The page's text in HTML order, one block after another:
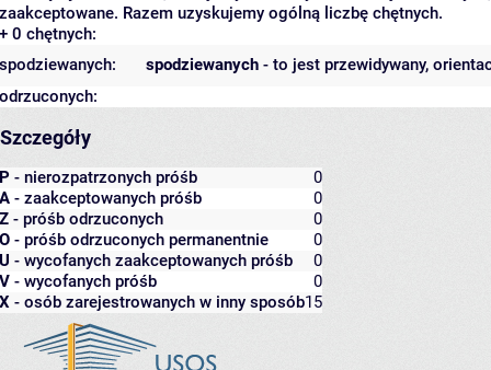
zaakceptowane. Razem uzyskujemy ogólną liczbę chętnych.
+ 0 chętnych:
spodziewanych - to jest przewidywany,
spodziewanych:
odrzuconych:
Szczegóły
P - nierozpatrzonych próśb
0
A - zaakceptowanych próśb
0
Z - próśb odrzuconych
0
O - próśb odrzuconych permanentnie
0
U - wycofanych zaakceptowanych próśb
0
V - wycofanych próśb
0
X - osób zarejestrowanych w inny sposób15